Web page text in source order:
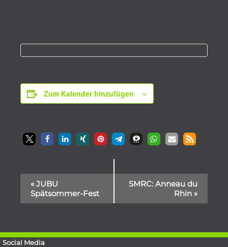
Zum Kalender hinzufügen
Veranstaltung-
Navigation
«JUBU
Spätsommer-Fest
SMRC: Anneau du
Rhin »
Social Media